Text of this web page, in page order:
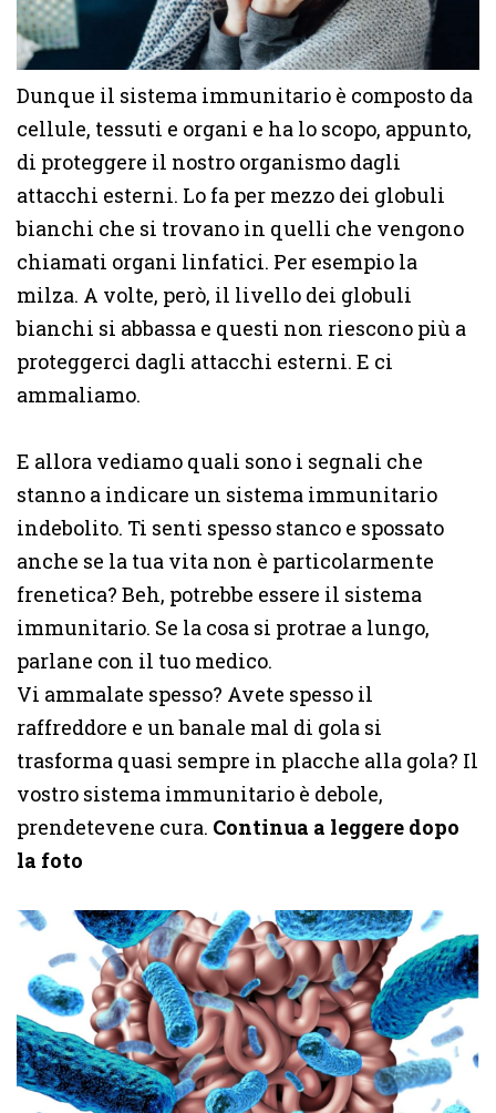
Dunque il sistema immunitario è composto da
cellule, tessuti e organi e ha lo scopo, appunto,
di proteggere il nostro organismo dagli
attacchi esterni. Lo fa per mezzo dei globuli
bianchi che si trovano in quelli che vengono
chiamati organi linfatici. Per esempio la
milza. A volte, però, il livello dei globuli
bianchi si abbassa e questi non riescono più a
proteggerci dagli attacchi esterni. E ci
ammaliamo.
E allora vediamo quali sono i segnali che
stanno a indicare un sistema immunitario
indebolito. Ti senti spesso stanco e spossato
anche se la tua vita non è particolarmente
frenetica? Beh, potrebbe essere il sistema
immunitario. Se la cosa si protrae a lungo,
parlane con il tuo medico.
Vi ammalate spesso? Avete spesso il
raffreddore e un banale mal di gola si
trasforma quasi sempre in placche alla gola? Il
vostro sistema immunitario è debole,
prendetevene cura. Continua a leggere dopo
la foto